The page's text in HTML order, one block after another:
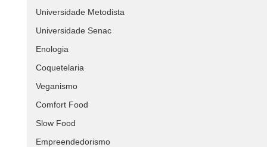
Universidade Metodista
Universidade Senac
Enologia
Coquetelaria
Veganismo
Comfort Food
Slow Food
Empreendedorismo